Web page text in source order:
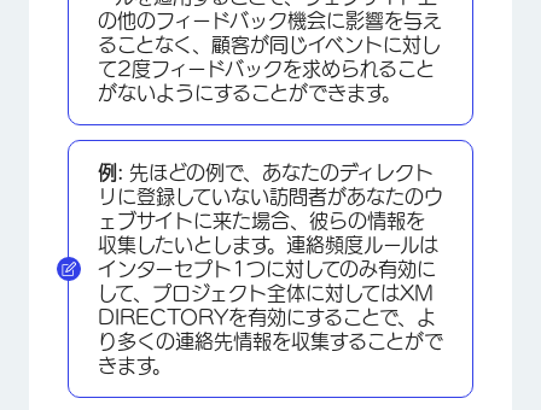
の他のフィードバック機会に影響を与え
ることなく、顧客が同じイベントに対し
て2度フィードバックを求められること
がないようにすることができます。
例: 先ほどの例で、あなたのディレクト
リに登録していない訪問者があなたのウ
ェブサイトに来た場合、彼らの情報を
収集したいとします。連絡頻度ルールは
インターセプト1つに対してのみ有効に
して、プロジェクト全体に対してはXM
DIRECTORYを有効にすることで、よ
り多くの連絡先情報を収集することがで
きます。